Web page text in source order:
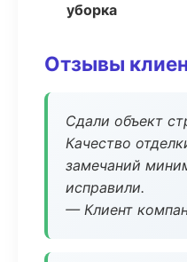
уборка
Отзывы
Сдали объект
Качество
замечаний
исправили.
— Клиент